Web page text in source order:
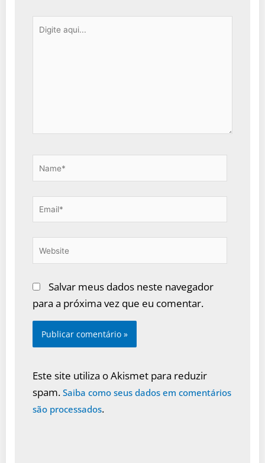
Digite
Name*
Email*
Website
Salvar meus dados neste navegador
para a próxima vez que eu comentar.
Este site utiliza o Akismet para reduzir
spam. Saiba como seus dados em comentários
são processados.